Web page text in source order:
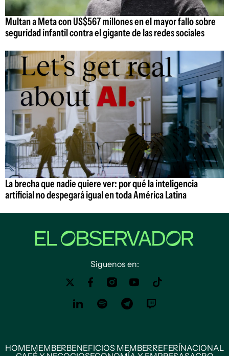
Multan a Meta con US$567 millones en el mayor fallo sobre
seguridad infantil contra el gigante de las redes sociales
La brecha que nadie quiere ver: por qué la inteligencia
artificial no despegará igual en toda América Latina
Siguenos en:
HOMEMEMBERBENEFICIOS MEMBERREFERÍNACIONAL